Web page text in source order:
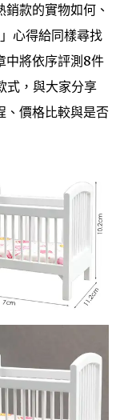
款的實物如何、
心得給同樣尋找
中將依序評測8件
，與大家分享
、價格比較與是否